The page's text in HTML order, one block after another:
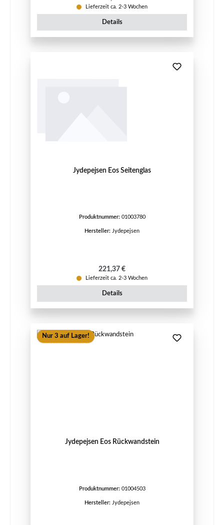
Lieferzeit ca. 2-3 Wochen
Details
Jydepejsen Eos Seitenglas
Produktnummer: 01003780
Hersteller: Jydepejsen
Regulärer Preis:
221,37 €
Lieferzeit ca. 2-3 Wochen
Details
Nur 3 auf Lager!
Jydepejsen Eos Rückwandstein
Produktnummer: 01004503
Hersteller: Jydepejsen